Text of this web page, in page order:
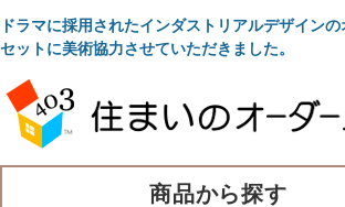
ドラマに採用されたインダストリアルデザイ
セットに美術協力させていただきました。
商品から探す